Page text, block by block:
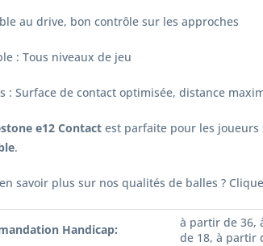
au drive, bon contrôle sur les approches
: Tous niveaux de jeu
: Surface de contact optimisée, distance
e12 Contact est parfaite pour les joueurs
.
savoir plus sur nos qualités de balles ?
Handicap:
à partir de 36,
de 18, à partir